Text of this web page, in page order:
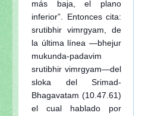
más baja, el plano
inferior”. Entonces cita:
srutibhir vimrgyam, de
la última línea —bhejur
mukunda-padavim
srutibhir vimrgyam—del
sloka del Srimad-
Bhagavatam (10.47.61)
el cual hablado por